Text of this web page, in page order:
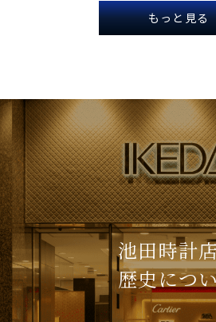
もっと見る
池田時計
歴史につ